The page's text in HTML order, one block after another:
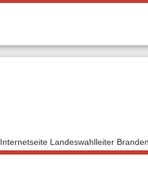
Internetseite Landeswahlleiter